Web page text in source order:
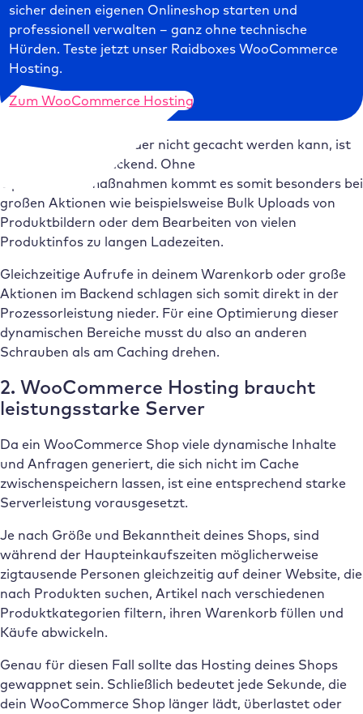
sicher deinen eigenen Onlineshop starten und
professionell verwalten – ganz ohne technische
Hürden. Teste jetzt unser Raidboxes WooCommerce
Hosting.
Zum WooCommerce Hosting
Ein weiterer Bereich, der nicht gecacht werden kann, ist
das WordPress Backend. Ohne
Optimierungsmaßnahmen kommt es somit besonders bei
großen Aktionen wie beispielsweise Bulk Uploads von
Produktbildern oder dem Bearbeiten von vielen
Produktinfos zu langen Ladezeiten.
Gleichzeitige Aufrufe in deinem Warenkorb oder große
Aktionen im Backend schlagen sich somit direkt in der
Prozessorleistung nieder. Für eine Optimierung dieser
dynamischen Bereiche musst du also an anderen
Schrauben als am Caching drehen.
2. WooCommerce Hosting braucht
leistungsstarke Server
Da ein WooCommerce Shop viele dynamische Inhalte
und Anfragen generiert, die sich nicht im Cache
zwischenspeichern lassen, ist eine entsprechend starke
Serverleistung vorausgesetzt.
Je nach Größe und Bekanntheit deines Shops, sind
während der Haupteinkaufszeiten möglicherweise
zigtausende Personen gleichzeitig auf deiner Website, die
nach Produkten suchen, Artikel nach verschiedenen
Produktkategorien filtern, ihren Warenkorb füllen und
Käufe abwickeln.
Genau für diesen Fall sollte das Hosting deines Shops
gewappnet sein. Schließlich bedeutet jede Sekunde, die
dein WooCommerce Shop länger lädt, überlastet oder